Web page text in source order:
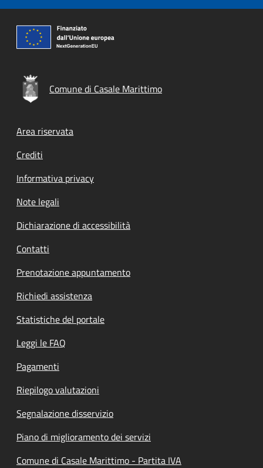
Comune di Casale Marittimo
Footer menu
Area riservata
Crediti
Informativa privacy
Note legali
Dichiarazione di accessibilità
Contatti
Prenotazione appuntamento
Richiedi assistenza
Statistiche del portale
Leggi le FAQ
Pagamenti
Riepilogo valutazioni
Segnalazione disservizio
Piano di miglioramento dei servizi
Comune di Casale Marittimo - Partita IVA